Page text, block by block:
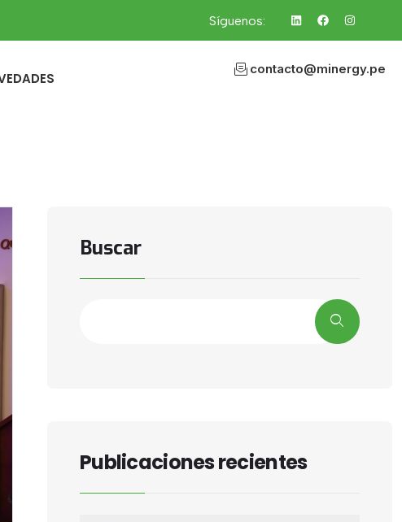
Síguenos:
contacto@minergy.pe
Buscar
Publicaciones recientes